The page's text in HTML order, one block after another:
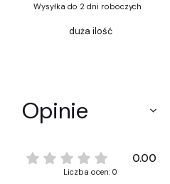
Wysyłka do 2 dni roboczych
duża ilość
Opinie
0.00
Liczba ocen: 0